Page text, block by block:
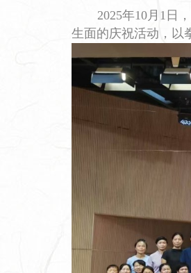
2025年10月1日
生面的庆祝活动，以